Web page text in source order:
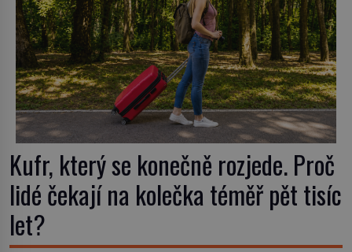
Kufr, který se konečně rozjede. Proč
lidé čekají na kolečka téměř pět tisíc
let?